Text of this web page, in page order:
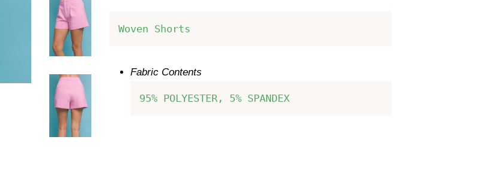
Woven Shorts
Fabric Contents
95% POLYESTER, 5% SPANDEX